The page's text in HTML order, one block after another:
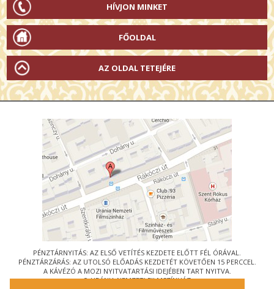
HÍVJON MINKET
FŐOLDAL
AZ OLDAL TETEJÉRE
PÉNZTÁRNYITÁS: AZ ELSŐ VETÍTÉS KEZDETE ELŐTT FÉL ÓRÁVAL.
PÉNZTÁRZÁRÁS: AZ UTOLSÓ ELŐADÁS KEZDETÉT KÖVETŐEN 15 PERCCEL.
A KÁVÉZÓ A MOZI NYITVATARTÁSI IDEJÉBEN TART NYITVA.
© URÁNIA NEMZETI FILMSZÍNHÁZ